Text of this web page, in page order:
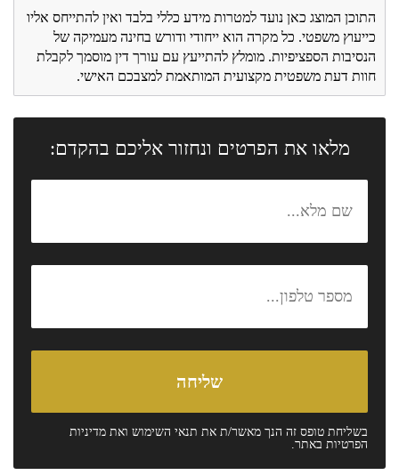
התוכן המוצג כאן נועד למטרות מידע כללי בלבד ואין להתייחס אליו
כייעוץ משפטי. כל מקרה הוא ייחודי ודורש בחינה מעמיקה של
הנסיבות הספציפיות. מומלץ להתייעץ עם עורך דין מוסמך לקבלת
חוות דעת משפטית מקצועית המותאמת למצבכם האישי.
מלאו את הפרטים ונחזור אליכם בהקדם:
בשליחת טופס זה הנך מאשר/ת את תנאי השימוש ואת מדיניות
הפרטיות באתר.